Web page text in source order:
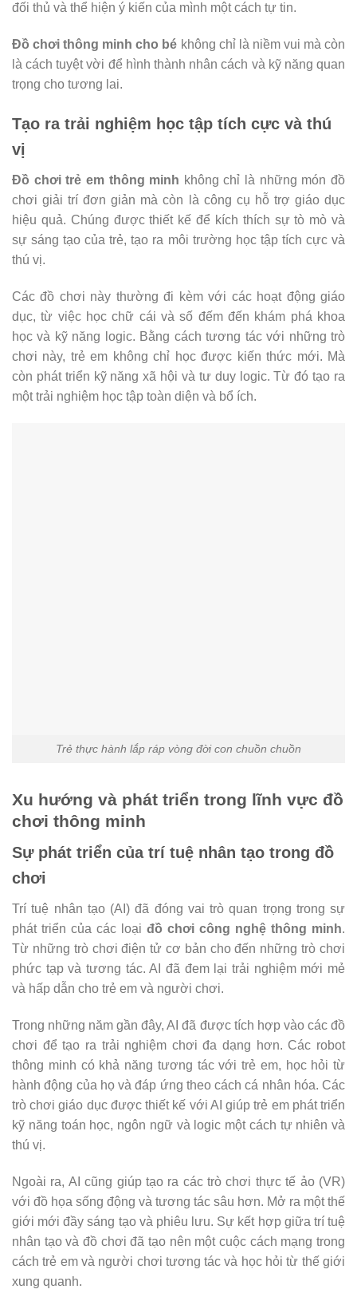
đối thủ và thể hiện ý kiến của mình một cách tự tin.
Đồ chơi thông minh cho bé không chỉ là niềm vui mà còn
là cách tuyệt vời để hình thành nhân cách và kỹ năng quan
trọng cho tương lai.
Tạo ra trải nghiệm học tập tích cực và thú
vị
Đồ chơi trẻ em thông minh không chỉ là những món đồ
chơi giải trí đơn giản mà còn là công cụ hỗ trợ giáo dục
hiệu quả. Chúng được thiết kế để kích thích sự tò mò và
sự sáng tạo của trẻ, tạo ra môi trường học tập tích cực và
thú vị.
Các đồ chơi này thường đi kèm với các hoạt động giáo
dục, từ việc học chữ cái và số đếm đến khám phá khoa
học và kỹ năng logic. Bằng cách tương tác với những trò
chơi này, trẻ em không chỉ học được kiến ​​thức mới. Mà
còn phát triển kỹ năng xã hội và tư duy logic. Từ đó tạo ra
một trải nghiệm học tập toàn diện và bổ ích.
Trẻ thực hành lắp ráp vòng đời con chuồn chuồn
Xu hướng và phát triển trong lĩnh vực đồ
chơi thông minh
Sự phát triển của trí tuệ nhân tạo trong đồ
chơi
Trí tuệ nhân tạo (AI) đã đóng vai trò quan trọng trong sự
phát triển của các loại đồ chơi công nghệ thông minh.
Từ những trò chơi điện tử cơ bản cho đến những trò chơi
phức tạp và tương tác. AI đã đem lại trải nghiệm mới mẻ
và hấp dẫn cho trẻ em và người chơi.
Trong những năm gần đây, AI đã được tích hợp vào các đồ
chơi để tạo ra trải nghiệm chơi đa dạng hơn. Các robot
thông minh có khả năng tương tác với trẻ em, học hỏi từ
hành động của họ và đáp ứng theo cách cá nhân hóa. Các
trò chơi giáo dục được thiết kế với AI giúp trẻ em phát triển
kỹ năng toán học, ngôn ngữ và logic một cách tự nhiên và
thú vị.
Ngoài ra, AI cũng giúp tạo ra các trò chơi thực tế ảo (VR)
với đồ họa sống động và tương tác sâu hơn. Mở ra một thế
giới mới đầy sáng tạo và phiêu lưu. Sự kết hợp giữa trí tuệ
nhân tạo và đồ chơi đã tạo nên một cuộc cách mạng trong
cách trẻ em và người chơi tương tác và học hỏi từ thế giới
xung quanh.